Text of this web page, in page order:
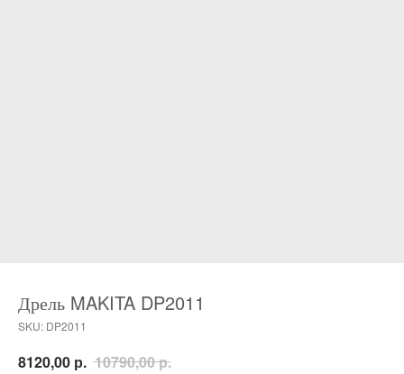
Дрель MAKITA DP2011
SKU: DP2011
8120,00 р. 10790,00р.